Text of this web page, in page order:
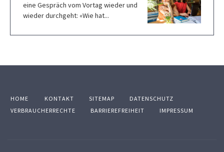
eine Gespräch vom Vortag wieder und
wieder durchgeht: «Wie hat...
HOME KONTAKT SITEMAP
DATENSCHUTZ
VERBRAUCHERRECHTE
BARRIEREFREIHEIT IMPRESSUM